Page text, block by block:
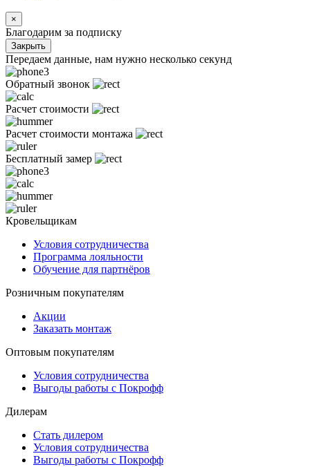
×
Благодарим за подписку
Закрыть
Передаем данные, нам нужно несколько секунд
Обратный звонок
Расчет стоимости
Расчет стоимости монтажа
Бесплатный замер
Кровельщикам
Условия сотрудничества
Программа лояльности
Обучение для партнёров
Розничным покупателям
Акции
Заказать монтаж
Оптовым покупателям
Условия сотрудничества
Выгоды работы с Покрофф
Дилерам
Стать дилером
Условия сотрудничества
Выгоды работы с Покрофф